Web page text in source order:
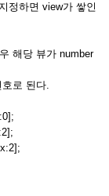
정하면 view가 쌓인
해당 뷰가 number
로 된다.